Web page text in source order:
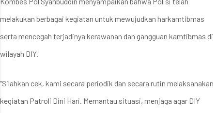
melakukan berbagai kegiatan untuk mewujudkan harkamtibmas
serta mencegah terjadinya kerawanan dan gangguan kamtibmas di
wilayah DIY.
“Silahkan cek, kami secara periodik dan secara rutin melaksanakan
kegiatan Patroli Dini Hari. Memantau situasi, menjaga agar DIY